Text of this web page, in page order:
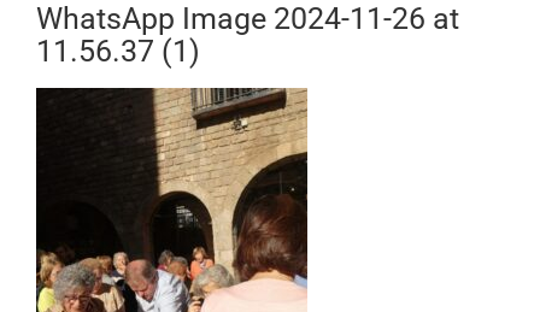
WhatsApp Image 2024-11-26 at
11.56.37 (1)